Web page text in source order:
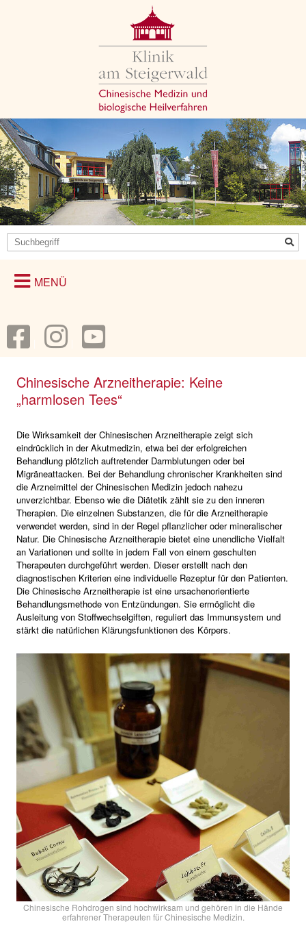
Chinesische Arzneitherapie: Keine
„harmlosen Tees“
Die Wirksamkeit der Chinesischen Arzneitherapie zeigt sich
eindrücklich in der Akutmedizin, etwa bei der erfolgreichen
Behandlung plötzlich auftretender Darmblutungen oder bei
Migräneattacken. Bei der Behandlung chronischer Krankheiten sind
die Arzneimittel der Chinesischen Medizin jedoch nahezu
unverzichtbar. Ebenso wie die Diätetik zählt sie zu den inneren
Therapien. Die einzelnen Substanzen, die für die Arzneitherapie
verwendet werden, sind in der Regel pflanzlicher oder mineralischer
Natur. Die Chinesische Arzneitherapie bietet eine unendliche Vielfalt
an Variationen und sollte in jedem Fall von einem geschulten
Therapeuten durchgeführt werden. Dieser erstellt nach den
diagnostischen Kriterien eine individuelle Rezeptur für den Patienten.
Die Chinesische Arzneitherapie ist eine ursachenorientierte
Behandlungsmethode von Entzündungen. Sie ermöglicht die
Ausleitung von Stoffwechselgiften, reguliert das Immunsystem und
stärkt die natürlichen Klärungsfunktionen des Körpers.
Chinesische Rohdrogen sind hochwirksam und gehören in die Hände
erfahrener Therapeuten für Chinesische Medizin.